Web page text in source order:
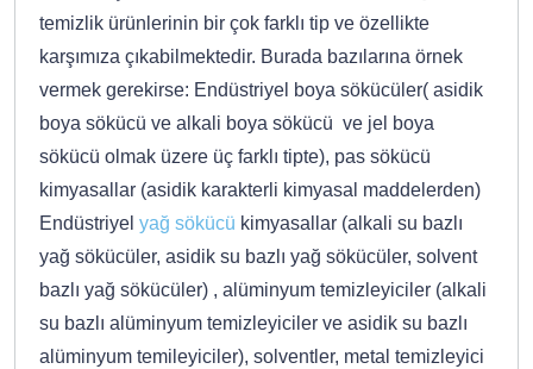
temizlik ürünlerinin bir çok farklı tip ve özellikte
karşımıza çıkabilmektedir. Burada bazılarına örnek
vermek gerekirse: Endüstriyel boya sökücüler( asidik
boya sökücü ve alkali boya sökücü ve jel boya
sökücü olmak üzere üç farklı tipte), pas sökücü
kimyasallar (asidik karakterli kimyasal maddelerden)
Endüstriyel yağ sökücü kimyasallar (alkali su bazlı
yağ sökücüler, asidik su bazlı yağ sökücüler, solvent
bazlı yağ sökücüler) , alüminyum temizleyiciler (alkali
su bazlı alüminyum temizleyiciler ve asidik su bazlı
alüminyum temileyiciler), solventler, metal temizleyici